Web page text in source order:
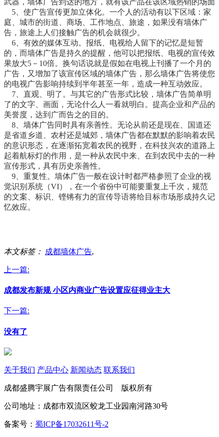
5、使广告宣传更加立体化。一个人的活动有以下区域：家
庭、城市的街道、商场、工作地点、旅途，如果没有墙体广
告，旅途上人们接触广告的机会就很少。
6、有效的媒体互动。报纸、电视给人留下的记忆是短暂
的，而墙体广告是持久的提醒，他可以把报纸、电视的宣传效
果放大5－10倍。换句话说就是假如在电视上刊播了一个月的
广告，又增加了该宣传区域的墙体广告，那么墙体广告将使您
的电视广告影响持续到半年甚至一年，造成一种互动效应。
7、直观、明了。与其它的广告形式比较，墙体广告简单明
了的文字、画面，无论什么人一看就明白。提高企业和产品的
美誉度，达到广而告之的目的。
8、墙体广告同时具有亲善性。无论从前还是现在、国道还
是省道乡道、农村还是城郊，墙体广告都在默默的影响着农民
的意识形态，在逐渐拓宽着农民的视野，在科技兴农的道路上
起着航标灯的作用，是一种从农民中来、在到农民中去的一种
宣传形式，具有历史亲善性。
9、重复性。墙体广告一般在设计时都严格参照了企业的视
觉识别系统（VI），在一个省份中可能要重复上千次，规范
的文案、标识、铿锵有力的宣传导语将给目标市场形成持久记
忆效应。
本文标签： 成都墙体广告,
上一篇:
成都发布新规 小区内商业广告设置应征得业主大
下一篇:
没有了
关于我们 产品中心 新闻动态 联系我们
成都盛腾宇展广告有限责任公司 版权所有
公司地址：成都市双流区蛟龙工业园南河路30号
备案号： 蜀ICP备17032611号-2